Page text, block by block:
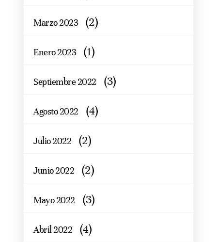
Marzo 2023 (2)
Enero 2023 (1)
Septiembre 2022 (3)
Agosto 2022 (4)
Julio 2022 (2)
Junio 2022 (2)
Mayo 2022 (3)
Abril 2022 (4)